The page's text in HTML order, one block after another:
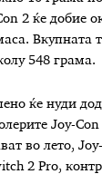
2 ќе добие
Вкупната
548 грама.
ќе нуди
Joy-
во лето,
2 Pro,